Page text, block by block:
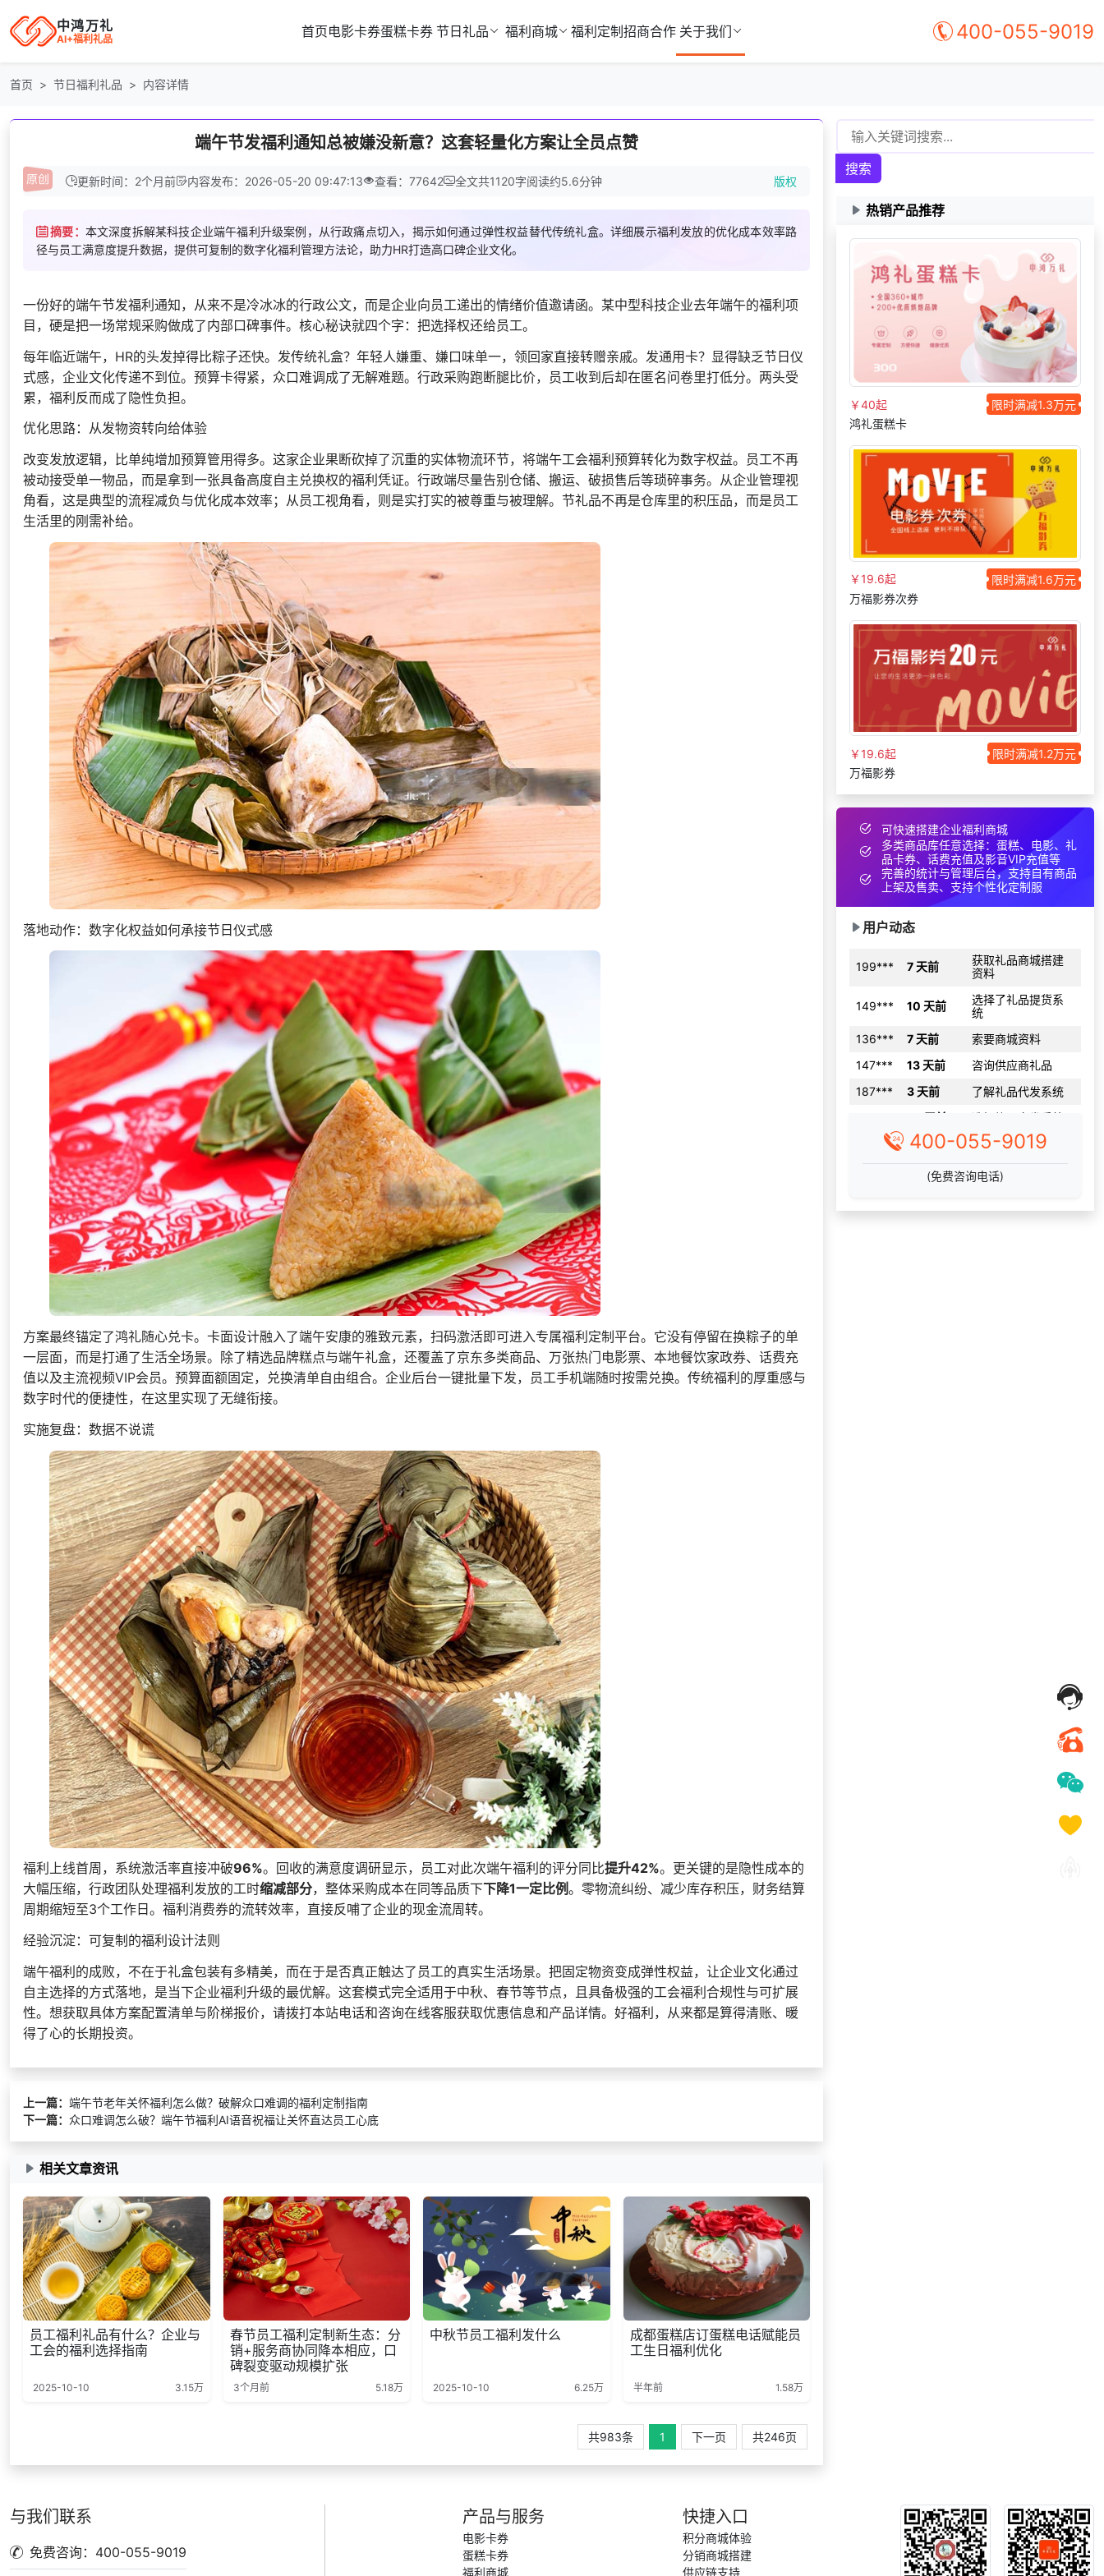
中鸿万礼
AI+福利礼品 首页电影卡券蛋糕卡券 节日礼品 福利商城 福利定制 招商合作 关于我们 400-055-9019
首页 节日福利礼品 内容详情
端午节发福利通知总被嫌没新意？这套轻量化方案让全员点赞
更新时间：2个月前 内容发布：2026-05-20 09:47:13 查看：77642 全文共1120字阅读约5.6分钟 版权
摘要： 本文深度拆解某科技企业端午福利升级案例，从行政痛点切入，揭示如何通过弹性权益替代传统礼盒。详细展示福利发放的优化成本效率路
径与员工满意度提升数据，提供可复制的数字化福利管理方法论，助力HR打造高口碑企业文化。
一份好的端午节发福利通知，从来不是冷冰冰的行政公文，而是企业向员工递出的情绪价值邀请函。某中型科技企业去年端午的福利项
目，硬是把一场常规采购做成了内部口碑事件。核心秘诀就四个字：把选择权还给员工。
每年临近端午，HR的头发掉得比粽子还快。发传统礼盒？年轻人嫌重、嫌口味单一，领回家直接转赠亲戚。发通用卡？显得缺乏节日仪
式感，企业文化传递不到位。预算卡得紧，众口难调成了无解难题。行政采购跑断腿比价，员工收到后却在匿名问卷里打低分。两头受
累，福利反而成了隐性负担。
优化思路：从发物资转向给体验
改变发放逻辑，比单纯增加预算管用得多。这家企业果断砍掉了沉重的实体物流环节，将端午工会福利预算转化为数字权益。员工不再
被动接受单一物品，而是拿到一张具备高度自主兑换权的福利凭证。行政端尽量告别仓储、搬运、破损售后等琐碎事务。从企业管理视
角看，这是典型的流程减负与优化成本效率；从员工视角看，则是实打实的被尊重与被理解。节礼品不再是仓库里的积压品，而是员工
生活里的刚需补给。
落地动作：数字化权益如何承接节日仪式感
方案最终锚定了鸿礼随心兑卡。卡面设计融入了端午安康的雅致元素，扫码激活即可进入专属福利定制平台。它没有停留在换粽子的单
一层面，而是打通了生活全场景。除了精选品牌糕点与端午礼盒，还覆盖了京东多类商品、万张热门电影票、本地餐饮家政券、话费充
值以及主流视频VIP会员。预算面额固定，兑换清单自由组合。企业后台一键批量下发，员工手机端随时按需兑换。传统福利的厚重感与
数字时代的便捷性，在这里实现了无缝衔接。
实施复盘：数据不说谎
福利上线首周，系统激活率直接冲破96%。回收的满意度调研显示，员工对此次端午福利的评分同比提升42%。更关键的是隐性成本的
大幅压缩，行政团队处理福利发放的工时缩减部分，整体采购成本在同等品质下下降1一定比例。零物流纠纷、减少库存积压，财务结算
周期缩短至3个工作日。福利消费券的流转效率，直接反哺了企业的现金流周转。
经验沉淀：可复制的福利设计法则
端午福利的成败，不在于礼盒包装有多精美，而在于是否真正触达了员工的真实生活场景。把固定物资变成弹性权益，让企业文化通过
自主选择的方式落地，是当下企业福利升级的最优解。这套模式完全适用于中秋、春节等节点，且具备极强的工会福利合规性与可扩展
性。想获取具体方案配置清单与阶梯报价，请拨打本站电话和咨询在线客服获取优惠信息和产品详情。好福利，从来都是算得清账、暖
得了心的长期投资。
上一篇： 端午节老年关怀福利怎么做？破解众口难调的福利定制指南
下一篇： 众口难调怎么破？端午节福利AI语音祝福让关怀直达员工心底
相关文章资讯
员工福利礼品有什么？企业与
工会的福利选择指南
2025-10-10 3.15万
春节员工福利定制新生态：分
销+服务商协同降本相应，口
碑裂变驱动规模扩张
3个月前 5.18万
中秋节员工福利发什么
2025-10-10 6.25万
成都蛋糕店订蛋糕电话赋能员
工生日福利优化
半年前 1.58万
共983条 1 下一页 共246页
搜索
热销产品推荐
￥40起
限时满减1.3万元
鸿礼蛋糕卡
￥19.6起
限时满减1.6万元
万福影券次券
￥19.6起
限时满减1.2万元
万福影券
可快速搭建企业福利商城
多类商品库任意选择：蛋糕、电影、礼
品卡券、话费充值及影音VIP充值等
完善的统计与管理后台，支持自有商品
上架及售卖、支持个性化定制服
用户动态
15 天前
选择福利发放系统
23 天前 了解福利商城平台
186***
选择了企业福利系
131*** 47 分钟前
咨询积分兑换商城
开发
187***
10 分钟前
咨询SaaS相关问题
189***
29 天前 加入礼品平台
199***
选择了礼品提货系
136***
7 天前
索要商城资料
147***
13 天前
咨询供应商礼品
187***
3 天前
了解礼品代发系统
131***
29 天前
选择礼品卡券系统
11 分钟前
咨询供应商礼品
189***
2 天前
加入礼品平台
178***
15 天前
选择福利发放系统
178***
186*** 49 分钟前
选择了企业福利系
188***
8 天前
咨询供应商礼品
157***
21 天前 咨询供应商礼品
131***
咨询积分兑换商城
开发
187***
咨询SaaS相关问题
189***
199*** 7 天前
获取礼品商城搭建
资料
149*** 10 天前
选择了礼品提货系
统
136***
7 天前
索要商城资料
147***
13 天前
咨询供应商礼品
187***
3 天前
了解礼品代发系统
11 分钟前
咨询供应商礼品
189***
2 天前 加入礼品平台
400-055-9019
(免费咨询电话)
与我们联系
免费咨询：400-055-9019
产品与服务
电影卡券
蛋糕卡券
福利商城
快捷入口
积分商城体验
分销商城搭建
供应链支持